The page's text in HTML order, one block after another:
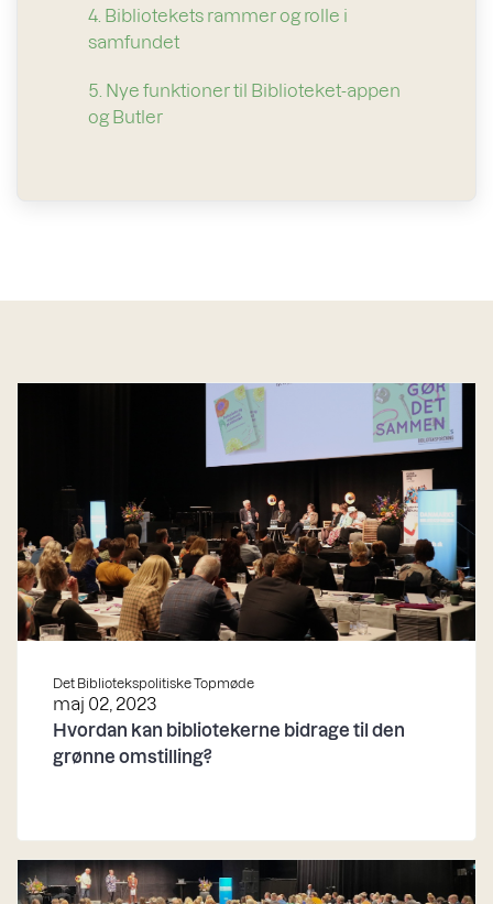
4. Bibliotekets rammer og rolle i
samfundet
5. Nye funktioner til Biblioteket-appen
og Butler
Det Bibliotekspolitiske Topmøde
maj 02, 2023
Hvordan kan bibliotekerne bidrage til den
grønne omstilling?